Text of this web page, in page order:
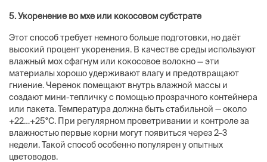
5. Укоренение во мхе или кокосовом субстрате
Этот способ требует немного больше подготовки, но даёт
высокий процент укоренения. В качестве среды используют
влажный мох сфагнум или кокосовое волокно — эти
материалы хорошо удерживают влагу и предотвращают
гниение. Черенок помещают внутрь влажной массы и
создают мини-тепличку с помощью прозрачного контейнера
или пакета. Температура должна быть стабильной — около
+22…+25°C. При регулярном проветривании и контроле за
влажностью первые корни могут появиться через 2–3
недели. Такой способ особенно популярен у опытных
цветоводов.